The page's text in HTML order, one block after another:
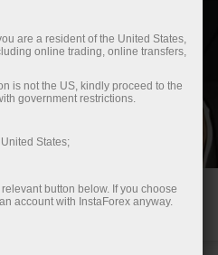
are a resident of the United States,
online trading, online transfers,
is not the US, kindly proceed to the
government restrictions.
States;
button below. If you choose
account with InstaForex anyway.